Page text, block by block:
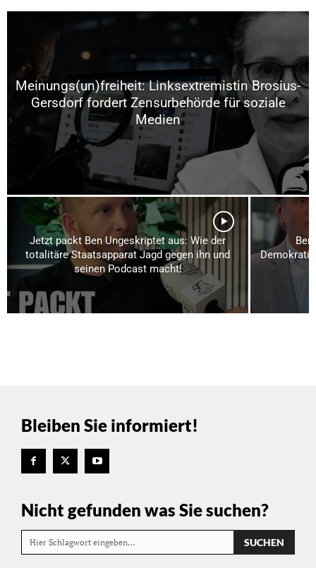
Meinungs(un)freiheit: Linksextremistin Brosius-
Gersdorf fordert Zensurbehörde für soziale
Medien
Jetzt packt Ben Ungeskriptet aus: Wie der
totalitäre Staatsapparat Jagd gegen ihn und
seinen Podcast macht!
Bleiben Sie informiert!
Nicht gefunden was Sie suchen?
Hier Schlagwort eingeben… SUCHEN